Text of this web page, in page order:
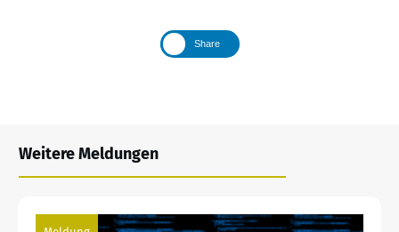
Share
Weitere Meldungen